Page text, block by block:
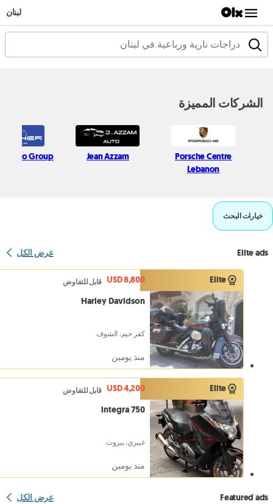
لبنان
الشركات المميزة
Porsche Centre
Lebanon
Jean Azzam
Auto Group
خيارات البحث
Elite ads عرض الكل
Elite
USD 8,800 قابل للتفاوض
Harley Davidson
كفر حيم, الشوف
منذ يومين
Elite
USD 4,200 قابل للتفاوض
integra 750
غبيري, بيروت
منذ يومين
Featured ads عرض الكل